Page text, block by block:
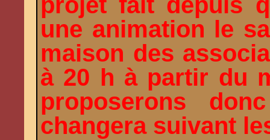
une animation le
maison des
à 20 h à partir du
proposerons
changera suivant